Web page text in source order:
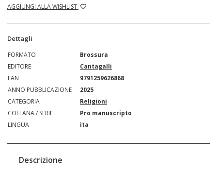
AGGIUNGI ALLA WISHLIST
Dettagli
FORMATO
Brossura
EDITORE
Cantagalli
EAN
9791259626868
ANNO PUBBLICAZIONE
2025
CATEGORIA
Religioni
COLLANA / SERIE
Pro manuscripto
LINGUA
ita
Descrizione